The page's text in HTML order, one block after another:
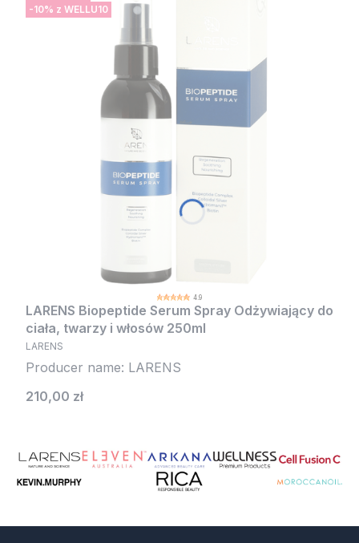
-10% z WELLU10
4.9
LARENS Biopeptide Serum Spray Odżywiający do
ciała, twarzy i włosów 250ml
LARENS
Producer name: LARENS
Cena
210,00 zł